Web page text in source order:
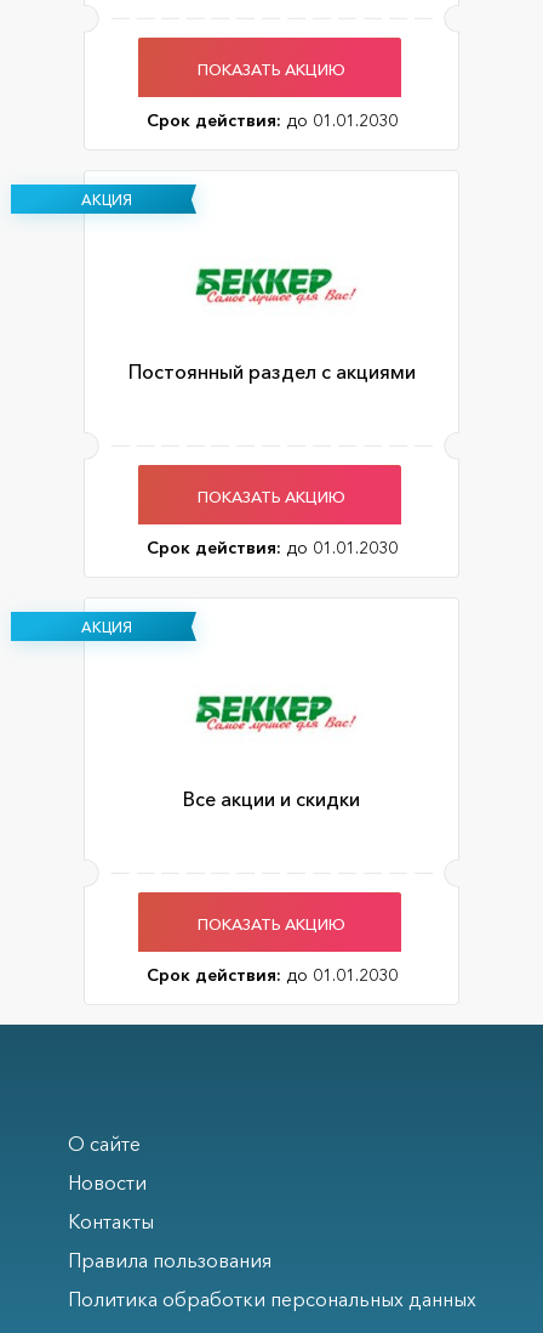
ПОКАЗАТЬ АКЦИЮ
Срок действия: до 01.01.2030
АКЦИЯ
Постоянный раздел с акциями
ПОКАЗАТЬ АКЦИЮ
Срок действия: до 01.01.2030
АКЦИЯ
Все акции и скидки
ПОКАЗАТЬ АКЦИЮ
Срок действия: до 01.01.2030
О сайте
Новости
Контакты
Правила пользования
Политика обработки персональных данных